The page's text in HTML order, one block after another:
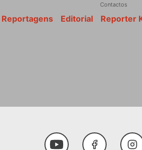
Contactos
Reporter
Editorial
Reportagens
Social Media
Youtube Facebook